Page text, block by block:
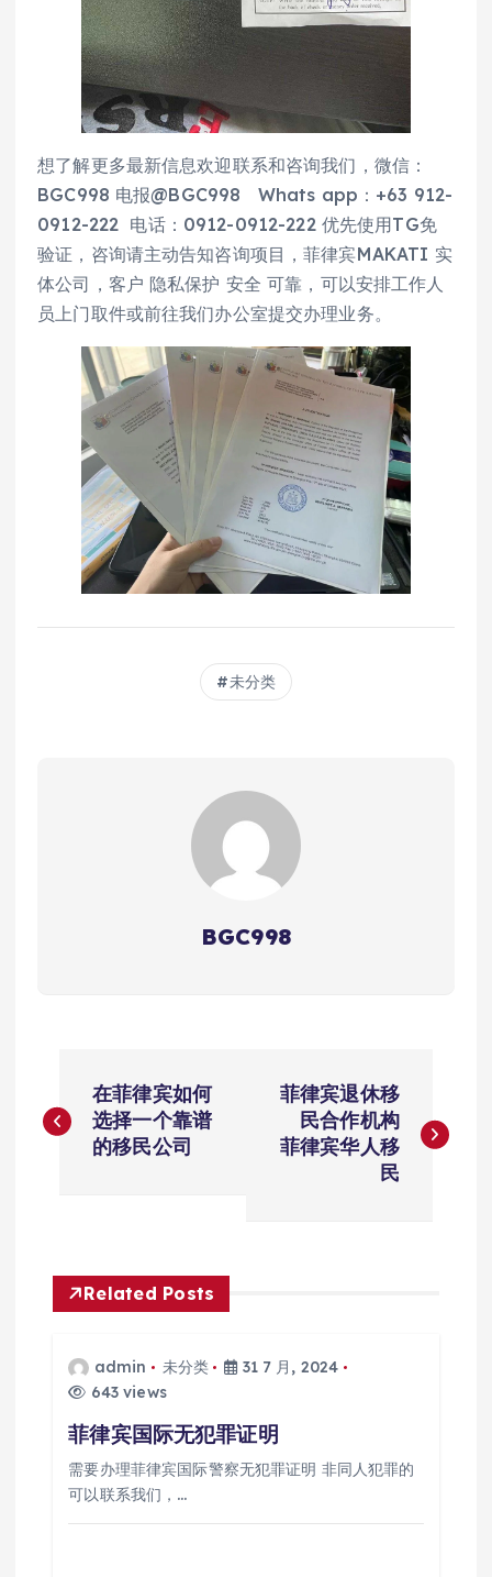
想了解更多最新信息欢迎联系和咨询我们，微信：
BGC998 电报@BGC998 Whats app：+63 912-
0912-222 电话：0912-0912-222 优先使用TG免
验证，咨询请主动告知咨询项目，菲律宾MAKATI 实
体公司，客户 隐私保护 安全 可靠，可以安排工作人
员上门取件或前往我们办公室提交办理业务。
未分类
BGC998
章
在菲律宾如何
选择一个靠谱
的移民公司
菲律宾退休移
民合作机构
菲律宾华人移
民
Related Posts
admin 未分类
31 7 月, 2024
643 views
菲律宾国际无犯罪证明
需要办理菲律宾国际警察无犯罪证明 非同人犯罪的
可以联系我们，…